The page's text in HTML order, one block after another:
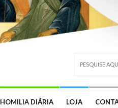
HOMILIA DIÁRIA LOJA